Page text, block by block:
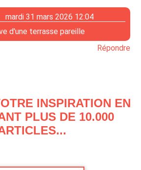
mardi 31 mars 2026 12:04
d'une terrasse pareille
Répondre
INSPIRATION EN
PLUS DE 10.000